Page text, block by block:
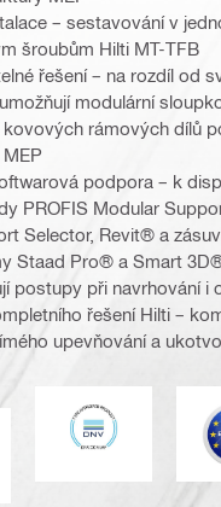
– sestavování v
šroubům Hilti MT-TFB
řešení – na rozdíl od
modulární
kovových rámových dílů
podpora – k
PROFIS Modular
Selector, Revit® a
Staad Pro® a Smart
postupy při navrhování i
řešení Hilti –
upevňování a
CE EN 1090
DNV